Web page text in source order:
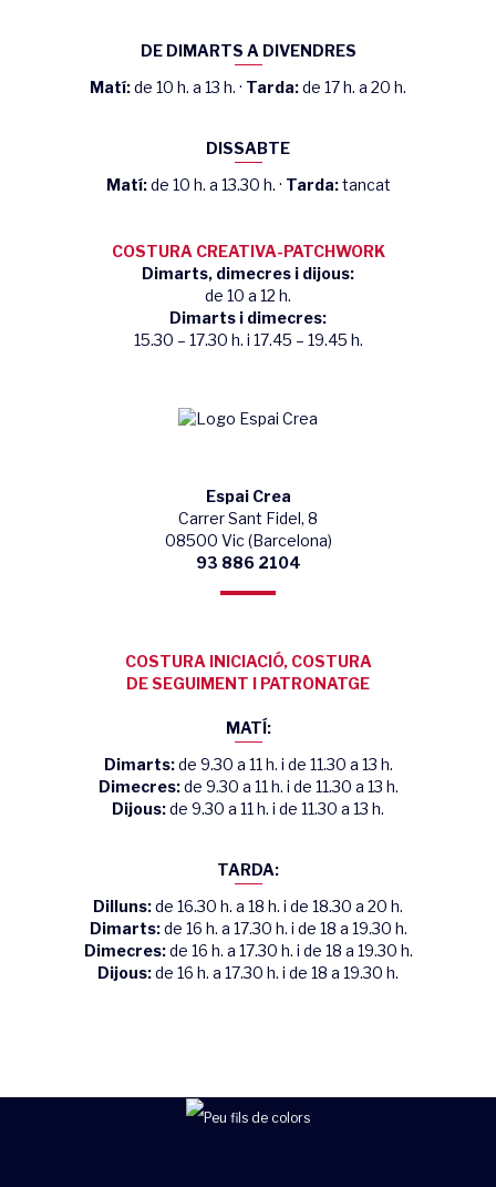
DE DIMARTS A DIVENDRES
Matí:de 10 h. a 13 h. · Tarda:de 17 h. a 20 h.
DISSABTE
Matí:de 10 h. a 13.30 h. · Tarda:tancat
COSTURA CREATIVA-PATCHWORK
Dimarts, dimecres i dijous:
de 10 a 12 h.
Dimarts i dimecres:
15.30 – 17.30 h. i 17.45 – 19.45 h.
Espai Crea
Carrer Sant Fidel, 8
08500 Vic (Barcelona)
93 886 2104
COSTURA INICIACIÓ, COSTURA
DE SEGUIMENT I PATRONATGE
MATÍ:
Dimarts:de 9.30 a 11 h. i de 11.30 a 13 h.
Dimecres:de 9.30 a 11 h. i de 11.30 a 13 h.
Dijous:de 9.30 a 11 h. i de 11.30 a 13 h.
TARDA:
Dilluns:de 16.30 h. a 18 h. i de 18.30 a 20 h.
Dimarts:de 16 h. a 17.30 h. i de 18 a 19.30 h.
Dimecres:de 16 h. a 17.30 h. i de 18 a 19.30 h.
Dijous:de 16 h. a 17.30 h. i de 18 a 19.30 h.